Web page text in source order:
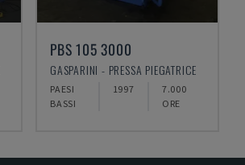
PBS 105 3000
GASPARINI - PRESSA PIEGATRICE
PAESI
BASSI
1997
7.000
ORE